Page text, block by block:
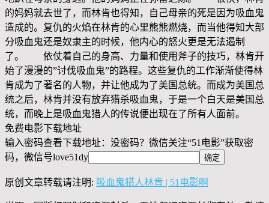
的妈妈就去世了，而林肯也得知，自己母亲的死是因为吸血鬼
造成的。复仇的火焰在林肯的心里熊熊燃烧，而当他得知大部
分吸血鬼还是奴隶主的时候，他内心的怒火更是无法遏制
了。 依仗着自己的身高、力量和使用斧子的技巧，林肯开
始了漫漫的”讨伐吸血鬼”的路程。这些复仇的工作渐渐使得林
肯成为了著名的人物，并让他成为了美国总统。而成为美国总
统之后，林肯并没有放弃猎杀吸血鬼，于是一个白天是美国总
统，而晚上是吸血鬼猎人的传说便出现在了所有人面前。
免费电影下载地址
输入密码查看下载地址：没密码？微信关注“51电影”获取密
码，微信号love51dy
原创文章转载请注明: 吸血鬼猎人林肯 | 51电影啊